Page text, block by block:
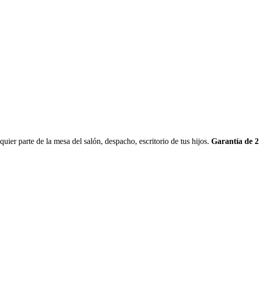
parte de la mesa del salón, despacho, escritorio de tus hijos. Garantía de 2